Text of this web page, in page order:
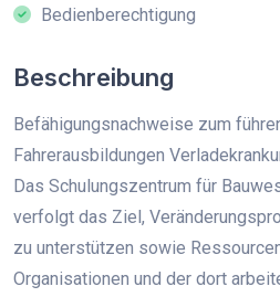
Bedienberechtigung
Beschreibung
Befähigungsnachweise zum
Fahrerausbildungen
Das Schulungszentrum für
verfolgt das Ziel,
zu unterstützen sowie
Organisationen und der dort